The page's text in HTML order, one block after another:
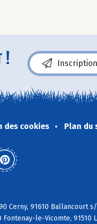
!
des cookies Plan du
Cerny, 91610 Ballancourt
le-Vicomte, 91510